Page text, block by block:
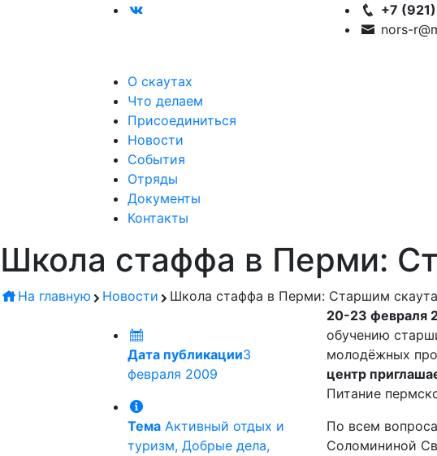
+7
nors-
О скаутах
Что делаем
Присоединиться
Новости
События
Отряды
Документы
Контакты
Школа стаффа в Перми:
На главную Новости Школа стаффа в Перми: Старшим
Дата публикации3
февраля 2009
Тема Активный отдых и
туризм, Добрые дела,
20-23 февраля
обучению
молодёжных
центр
Питание
По всем
Соломининой